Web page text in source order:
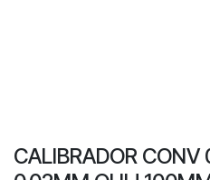
CALIBRADOR